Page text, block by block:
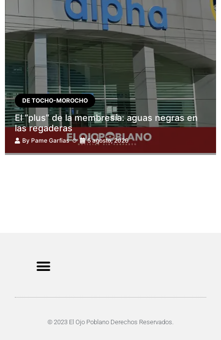
DE TOCHO-MOROCHO
El “plus” de la membresía: aguas negras en
las regaderas
By Pame Garfias 5 agosto, 2026
© 2023 El Ojo Poblano Derechos Reservados.